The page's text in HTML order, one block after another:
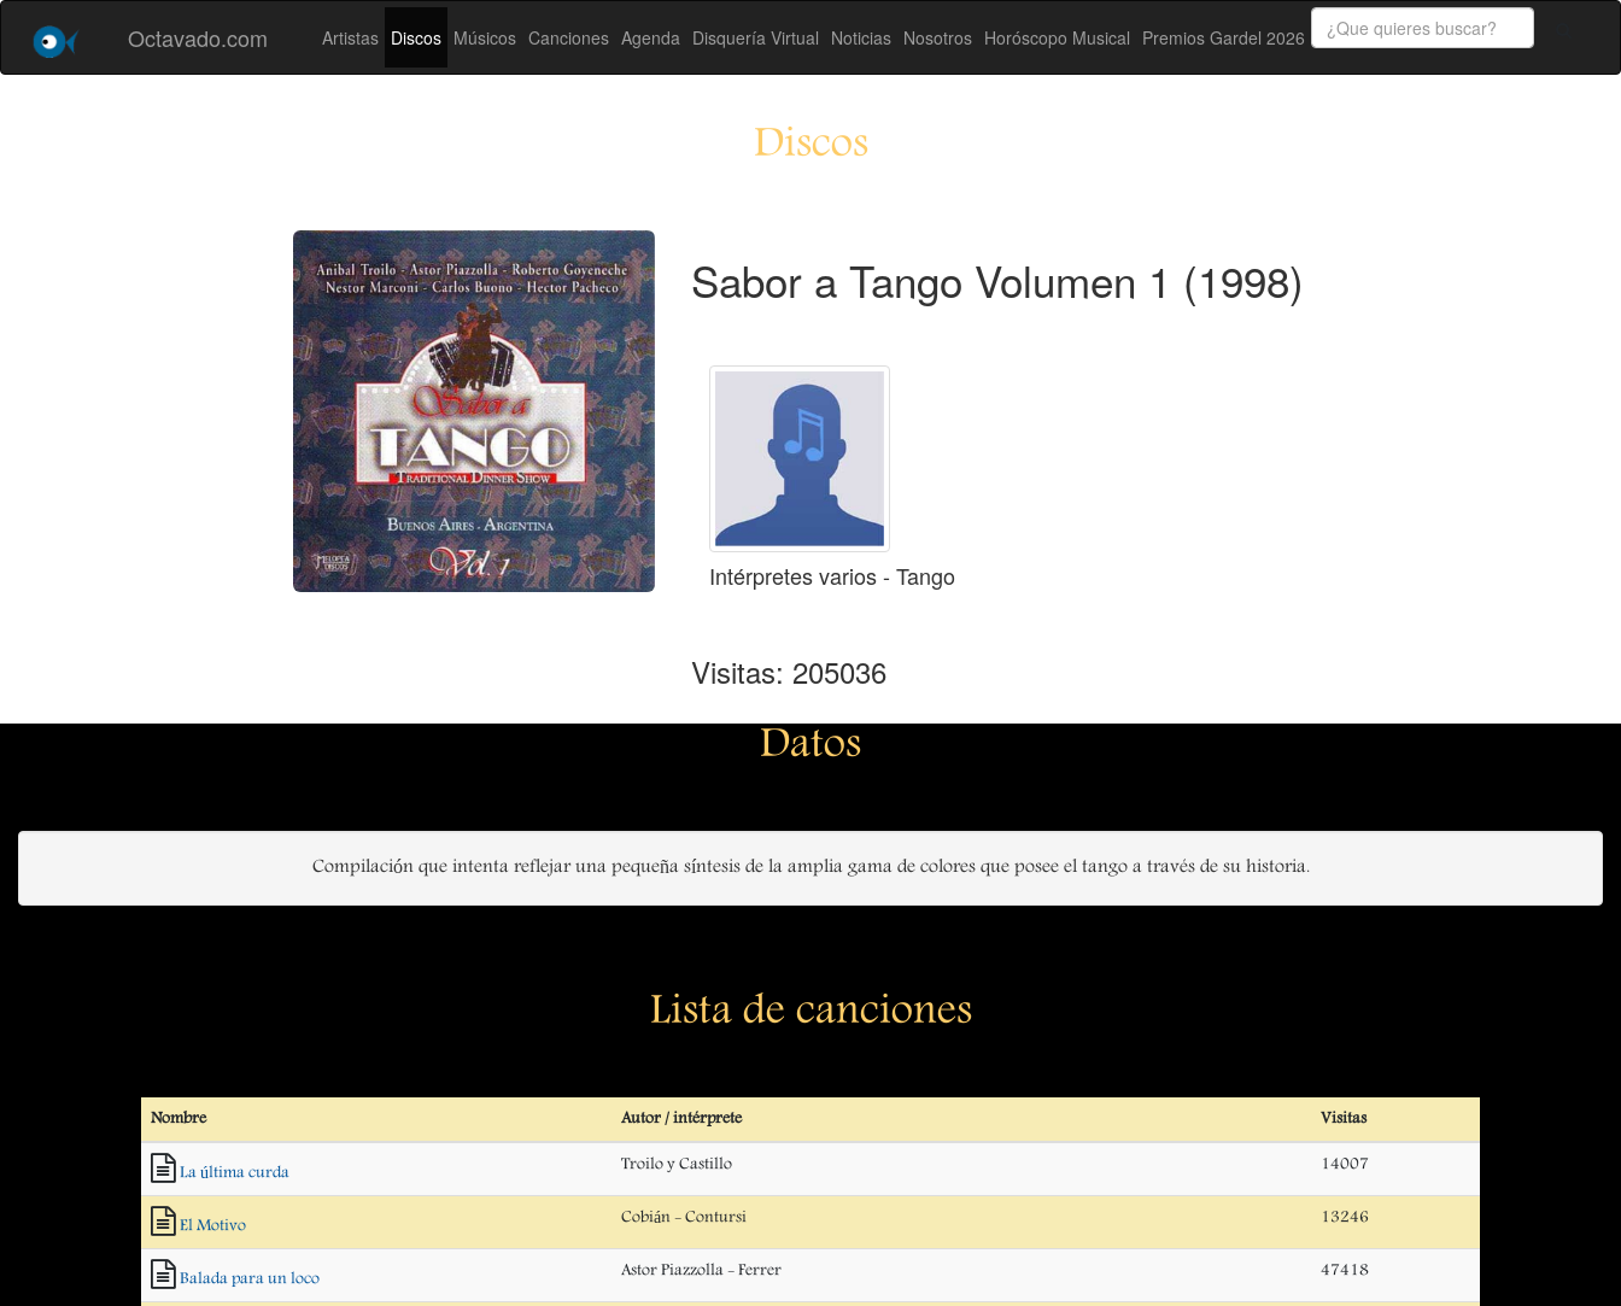
Octavado.com Artistas Discos Músicos Canciones Agenda Disquería Virtual Noticias Nosotros Horóscopo Musical Premios Gardel 2026
Discos
Sabor a Tango Volumen 1 (1998)
Intérpretes varios - Tango
Visitas: 205036
Datos
Compilación que intenta reflejar una pequeña síntesis de la amplia gama de colores que posee el tango a través de su historia.
Lista de canciones
Nombre Autor / intérprete Visitas
La última curda Troilo y Castillo 14007
El Motivo Cobián - Contursi 13246
Balada para un loco Astor Piazzolla - Ferrer 47418